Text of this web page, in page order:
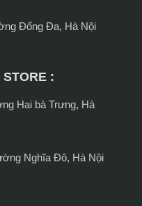
Đống Đa, Hà Nội
:
Hai bà Trưng, Hà
Nghĩa Đô, Hà Nội